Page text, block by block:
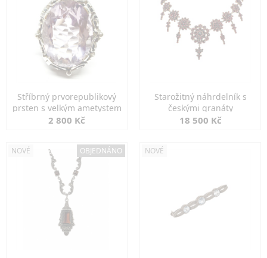
Stříbrný prvorepublikový
prsten s velkým ametystem
2 800 Kč
Starožitný náhrdelník s
českými granáty
18 500 Kč
NOVÉ OBJEDNÁNO NOVÉ